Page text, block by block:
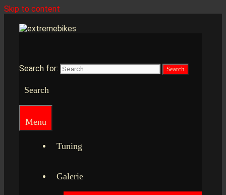
Skip to content
Search for:
Search
Menu
Tuning
Galerie